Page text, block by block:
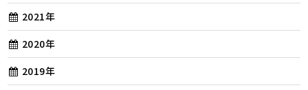
2021年
2020年
2019年